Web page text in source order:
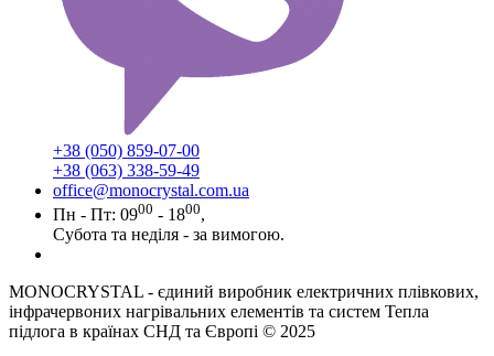
+38 (050) 859-07-00
+38 (063) 338-59-49
office@monocrystal.com.ua
Пн - Пт: 0900 - 1800,
Субота та неділя - за вимогою.
MONOCRYSTAL - єдиний виробник електричних плівкових,
інфрачервоних нагрівальних елементів та систем Тепла
підлога в країнах СНД та Європі © 2025